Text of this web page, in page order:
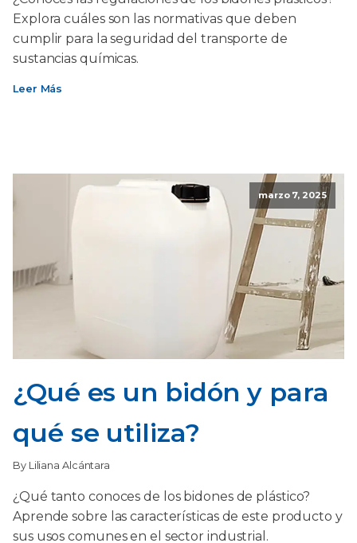
Explora cuáles son las normativas que deben
cumplir para la seguridad del transporte de
sustancias químicas.
Leer Más
marzo 7, 2025
¿Qué es un bidón y para
qué se utiliza?
By Liliana Alcántara
¿Qué tanto conoces de los bidones de plástico?
Aprende sobre las características de este producto y
sus usos comunes en el sector industrial.